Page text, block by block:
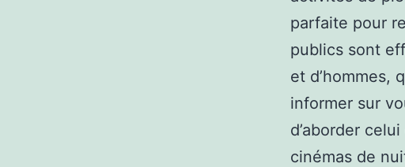
parfaite pour
publics sont
et d’hommes,
informer sur
d’aborder
cinémas de